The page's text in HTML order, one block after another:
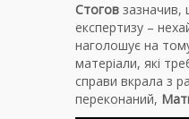
Стогов зазначив,
експертизу –
наголошує на
матеріали, які
справи вкрала з
переконаний,